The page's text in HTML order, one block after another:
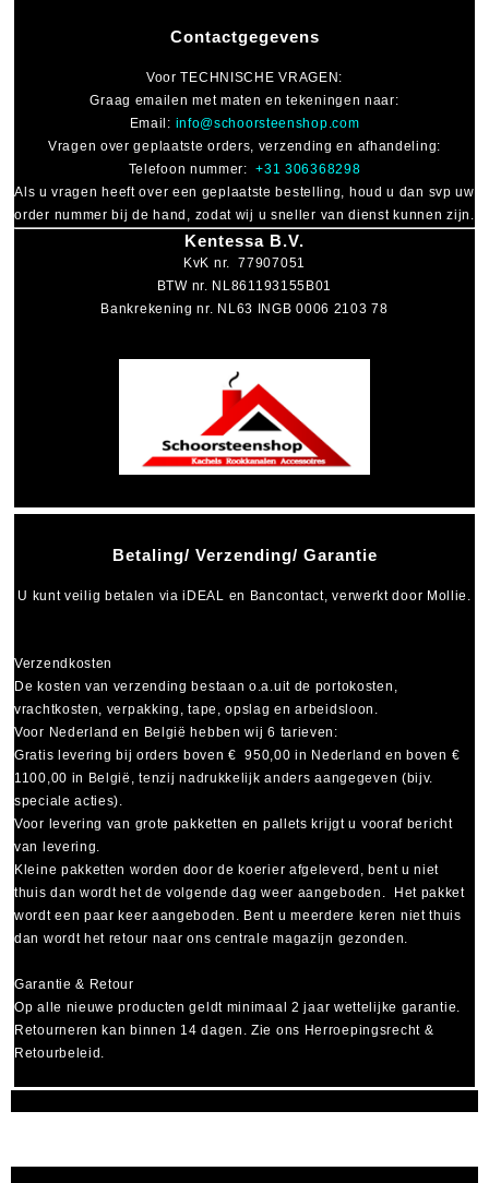
Betaling/ Verzending/ Garantie
U kunt veilig betalen viaiDEAL en Bancontact, verwerkt door Mollie.
Verzendkosten
De kosten van verzending bestaan o.a.uit de portokosten,
vrachtkosten, verpakking, tape, opslag en arbeidsloon.
Voor Nederland en België hebben wij 6 tarieven:
Gratis levering bij orders boven € 950,00 in Nederland en boven €
1100,00 in België, tenzij nadrukkelijk anders aangegeven (bijv.
speciale acties).
Voor levering van grote pakketten en pallets krijgt u vooraf bericht
van levering.
Kleine pakketten worden door de koerier afgeleverd, bent u niet
thuis dan wordt het de volgende dag weer aangeboden. Het pakket
wordt een paar keer aangeboden. Bent u meerdere keren niet thuis
dan wordt het retour naar ons centrale magazijn gezonden.
Garantie & Retour
Op alle nieuwe producten geldt minimaal2 jaar wettelijke garantie.
Retourneren kan binnen 14 dagen. Zie ons Herroepingsrecht &
Retourbeleid.
Contactgegevens
VoorTECHNISCHE VRAGEN :
Graag emailen met maten en tekeningen naar:
Email: info@schoorsteenshop.com
Vragen over geplaatste orders, verzending en afhandeling:
Telefoon nummer:+31 306368298
Als u vragen heeft over een geplaatste bestelling, houd u dan svp uw
order nummer bij de hand, zodat wij u sneller van dienst kunnen zijn.
Kentessa B.V.
KvK nr. 77907051
BTW nr. NL861193155B01
Bankrekening nr. NL63 INGB 0006 2103 78